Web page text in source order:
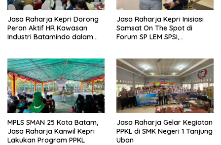
Jasa Raharja Kepri Dorong
Peran Aktif HR Kawasan
Industri Batamindo dalam
Jasa Raharja Kepri Inisiasi
Samsat On The Spot di
Forum SP LEM SPSI,
Cepat
MPLS SMAN 25 Kota Batam,
Jasa Raharja Kanwil Kepri
Lakukan Program PPKL
Jasa Raharja Gelar Kegiatan
PPKL di SMK Negeri 1 Tanjung
Uban